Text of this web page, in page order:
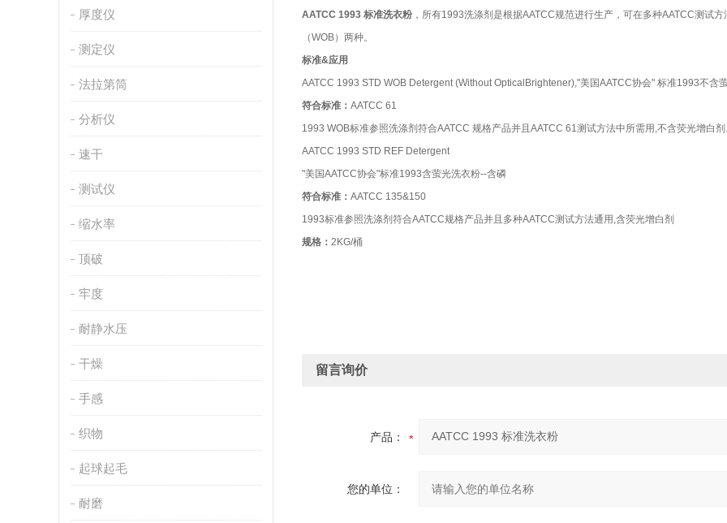
厚度仪
测定仪
法拉第筒
分析仪
速干
测试仪
缩水率
顶破
牢度
耐静水压
干燥
手感
织物
起球起毛
耐磨
AATCC 1993 标准洗衣粉 ，所有1993洗涤剂是根据AATCC规范进行生产，可在多种AATCC测试
（WOB）两种。
标准&应用
AATCC 1993 STD WOB Detergent (Without OpticalBrightener),"美国AATCC协会" 标准1993不含
符合标准： AATCC 61
1993 WOB标准参照洗涤剂符合AATCC 规格产品并且AATCC 61测试方法中所需用,不含荧光增白剂.
AATCC 1993 STD REF Detergent
"美国AATCC协会"标准1993含萤光洗衣粉--含磷
符合标准： AATCC 135&150
1993标准参照洗涤剂符合AATCC规格产品并且多种AATCC测试方法通用,含荧光增白剂
规格： 2KG/桶
留言询价
产品：
您的单位：